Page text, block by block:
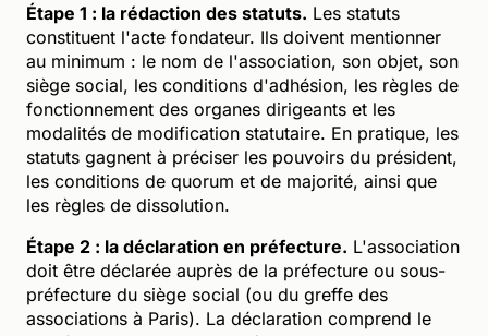
Étape 1 : la rédaction des statuts. Les statuts
constituent l'acte fondateur. Ils doivent mentionner
au minimum : le nom de l'association, son objet, son
siège social, les conditions d'adhésion, les règles de
fonctionnement des organes dirigeants et les
modalités de modification statutaire. En pratique, les
statuts gagnent à préciser les pouvoirs du président,
les conditions de quorum et de majorité, ainsi que
les règles de dissolution.
Étape 2 : la déclaration en préfecture. L'association
doit être déclarée auprès de la préfecture ou sous-
préfecture du siège social (ou du greffe des
associations à Paris). La déclaration comprend le